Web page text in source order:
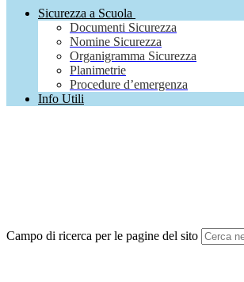
Sicurezza a Scuola
Documenti Sicurezza
Nomine Sicurezza
Organigramma Sicurezza
Planimetrie
Procedure d’emergenza
Info Utili
Campo di ricerca per le pagine del sito